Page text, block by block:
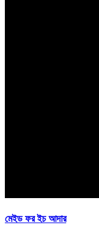
মেইড ফর ইচ আদার